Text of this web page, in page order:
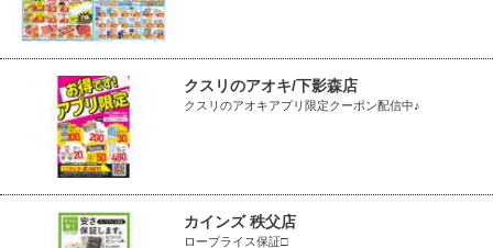
クスリのアオキ/下影森店
クスリのアオキアプリ限定クーポン配信中♪
カインズ 秩父店
ロープライス保証□